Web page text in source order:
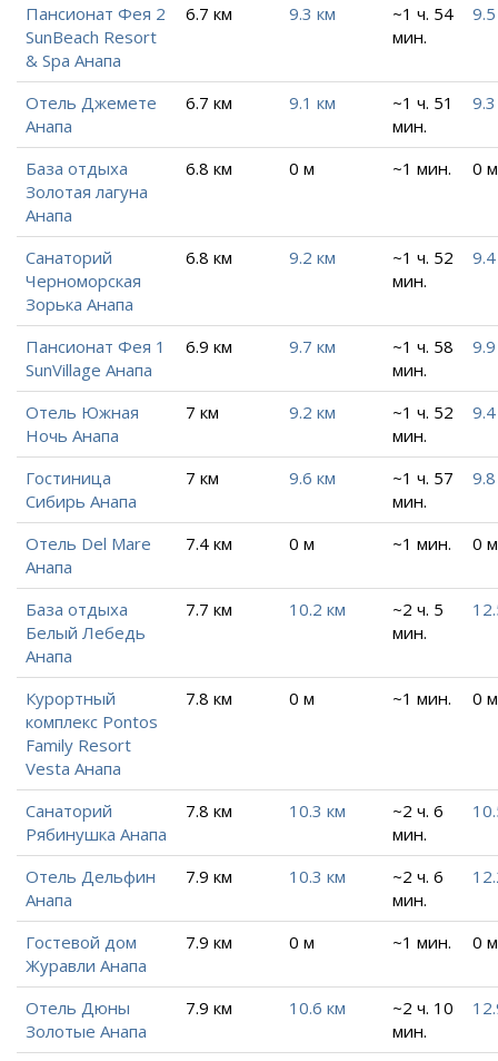
Пансионат Фея 2
SunBeach Resort
& Spa Анапа
6.7 км 9.3 км
~1 ч. 54
мин.
Отель Джемете
Анапа
6.7 км 9.1 км
~1 ч. 51
мин.
База отдыха
Золотая лагуна
Анапа
6.8 км 0 м ~1 мин. 0 м
Санаторий
Черноморская
Зорька Анапа
6.8 км 9.2 км
~1 ч. 52
мин.
Пансионат Фея 1
SunVillage Анапа
6.9 км 9.7 км
~1 ч. 58
мин.
Отель Южная
Ночь Анапа
7 км 9.2 км
~1 ч. 52
мин.
Гостиница
Сибирь Анапа
7 км 9.6 км
~1 ч. 57
мин.
Отель Del Mare
Анапа
7.4 км 0 м ~1 мин. 0 м
База отдыха
Белый Лебедь
Анапа
7.7 км 10.2 км
~2 ч. 5
мин.
Курортный
комплекс Pontos
Family Resort
Vesta Анапа
7.8 км 0 м ~1 мин. 0 м
Санаторий
Рябинушка Анапа
7.8 км 10.3 км
~2 ч. 6
мин.
Отель Дельфин
Анапа
7.9 км 10.3 км
~2 ч. 6
мин.
Гостевой дом
Журавли Анапа
7.9 км 0 м ~1 мин. 0 м
Отель Дюны
Золотые Анапа
7.9 км 10.6 км
~2 ч. 10
мин.